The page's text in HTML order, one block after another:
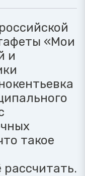
«Мои
и
такое
рассчитать.